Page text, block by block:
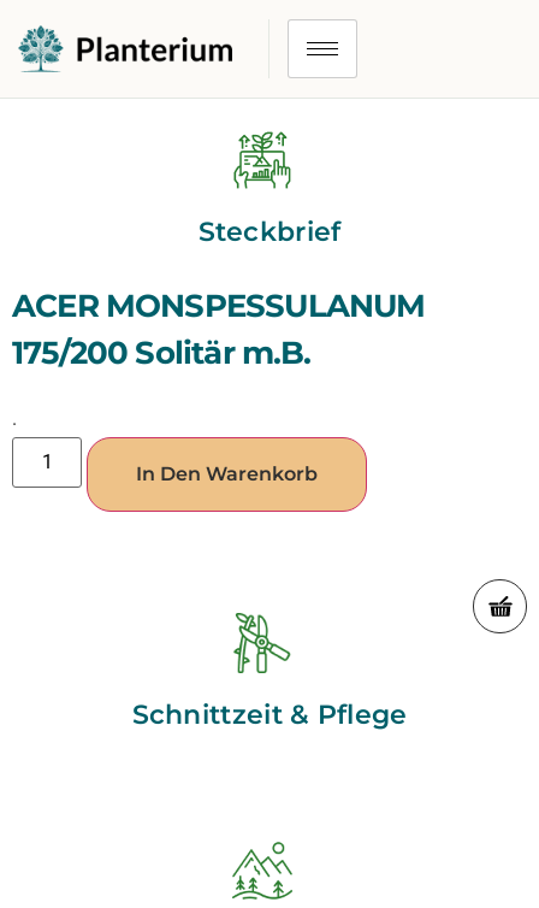
Steckbrief
ACER MONSPESSULANUM
175/200 Solitär m.B.
.
In Den Warenkorb
Schnittzeit & Pflege